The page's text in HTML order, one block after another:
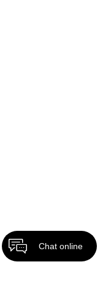
Chat online